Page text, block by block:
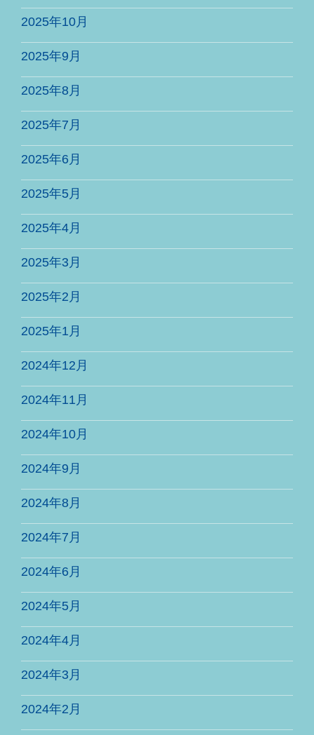
2025年10月
2025年9月
2025年8月
2025年7月
2025年6月
2025年5月
2025年4月
2025年3月
2025年2月
2025年1月
2024年12月
2024年11月
2024年10月
2024年9月
2024年8月
2024年7月
2024年6月
2024年5月
2024年4月
2024年3月
2024年2月